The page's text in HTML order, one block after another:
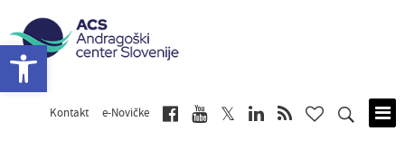
Kontakt e-Novičke
Open toolbar